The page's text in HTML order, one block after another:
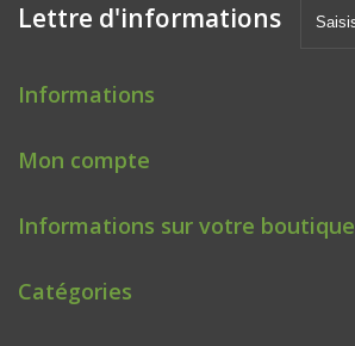
Lettre d'informations
Informations
Mon compte
Informations sur votre boutique
Catégories